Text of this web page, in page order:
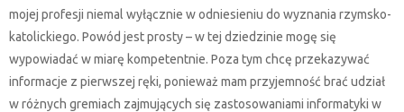
mojej profesji niemal wyłącznie w odniesieniu do wyznania rzymsko-
katolickiego. Powód jest prosty – w tej dziedzinie mogę się
wypowiadać w miarę kompetentnie. Poza tym chcę przekazywać
informacje z pierwszej ręki, ponieważ mam przyjemność brać udział
w różnych gremiach zajmujących się zastosowaniami informatyki w